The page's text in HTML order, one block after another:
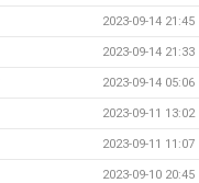
2023-09-14 21:45
2023-09-14 21:33
2023-09-14 05:06
2023-09-11 13:02
2023-09-11 11:07
2023-09-10 20:45